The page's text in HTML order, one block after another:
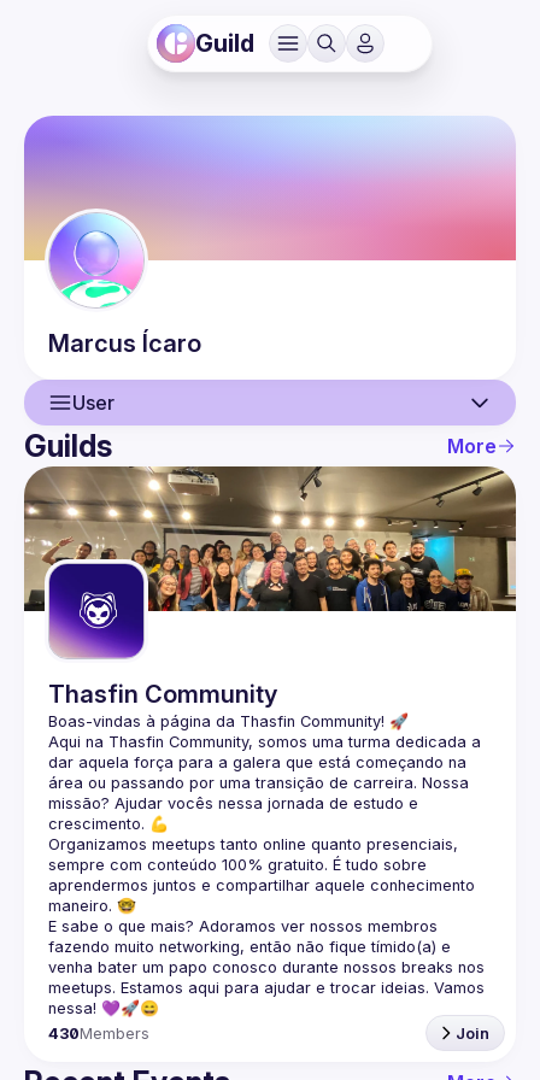
Guild
Marcus Ícaro
User
User
Events
Guilds
Guilds More
Thasfin Community
Boas-vindas à página da Thasfin Community! 🚀
Aqui na Thasfin Community, somos uma turma dedicada a
dar aquela força para a galera que está começando na
área ou passando por uma transição de carreira. Nossa
missão? Ajudar vocês nessa jornada de estudo e
crescimento. 💪
Organizamos meetups tanto online quanto presenciais,
sempre com conteúdo 100% gratuito. É tudo sobre
aprendermos juntos e compartilhar aquele conhecimento
maneiro. 🤓
E sabe o que mais? Adoramos ver nossos membros
fazendo muito networking, então não fique tímido(a) e
venha bater um papo conosco durante nossos breaks nos
meetups. Estamos aqui para ajudar e trocar ideias. Vamos
nessa! 💜🚀😄
430Members Join